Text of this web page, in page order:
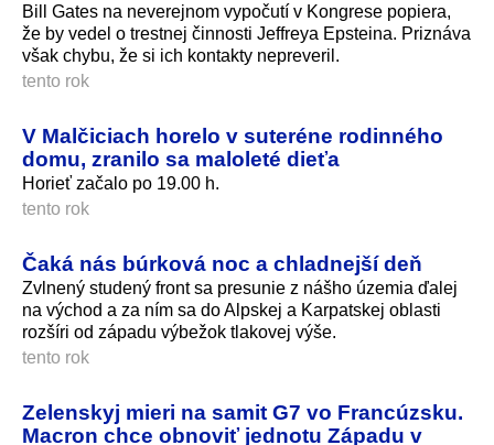
Bill Gates na neverejnom vypočutí v Kongrese popiera,
že by vedel o trestnej činnosti Jeffreya Epsteina. Priznáva
však chybu, že si ich kontakty nepreveril.
tento rok
V Malčiciach horelo v suteréne rodinného
domu, zranilo sa maloleté dieťa
Horieť začalo po 19.00 h.
tento rok
Čaká nás búrková noc a chladnejší deň
Zvlnený studený front sa presunie z nášho územia ďalej
na východ a za ním sa do Alpskej a Karpatskej oblasti
rozšíri od západu výbežok tlakovej výše.
tento rok
Zelenskyj mieri na samit G7 vo Francúzsku.
Macron chce obnoviť jednotu Západu v